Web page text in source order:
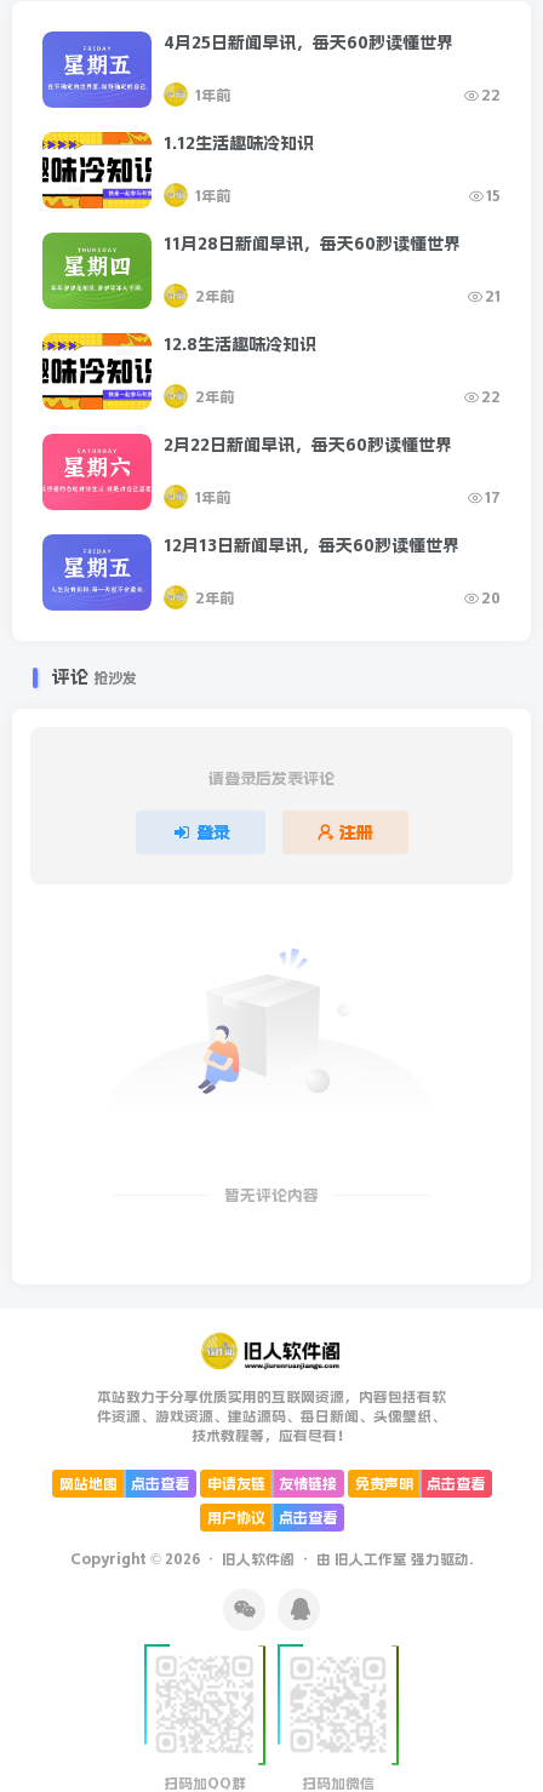
4月25日新闻早讯，每天60秒读懂世界
1年前 22
1.12生活趣味冷知识
1年前 15
11月28日新闻早讯，每天60秒读懂世界
2年前 21
12.8生活趣味冷知识
2年前 22
2月22日新闻早讯，每天60秒读懂世界
1年前 17
12月13日新闻早讯，每天60秒读懂世界
2年前 20
评论 抢沙发
请登录后发表评论
登录 注册
暂无评论内容
本站致力于分享优质实用的互联网资源，内容包括有软
件资源、游戏资源、建站源码、每日新闻、头像壁纸、
技术教程等，应有尽有！
网站地图 点击查看 申请友链 友情链接 免责声明
点击查看
用户协议
点击查看
Copyright © 2026 · 旧人软件阁 · 由 旧人工作室 强力驱动.
扫码加QQ群 扫码加微信